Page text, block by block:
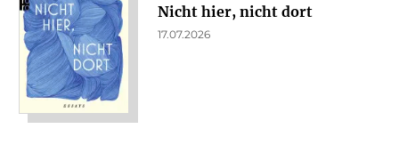
Nicht hier, nicht dort
17.07.2026